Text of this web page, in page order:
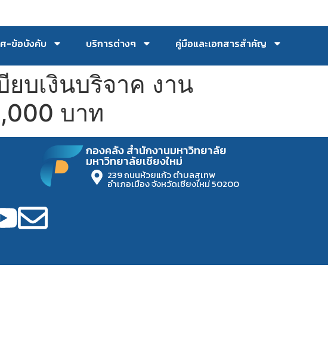
ศ-ข้อบังคับ บริการต่างๆ คู่มือและเอกสารสำคัญ
บเงินบริจาค งาน
บาท
กองคลัง สำนักงานมหาวิทยาลัย
มหาวิทยาลัยเชียงใหม่
239 ถนนห้วยแก้ว ตำบลสุเทพ
อำเภอเมือง จังหวัดเชียงใหม่ 50200